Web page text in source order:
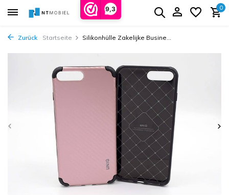
9,3 0
Zurück Startseite Silikonhülle Zakelijke Busine...